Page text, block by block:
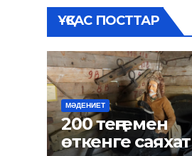
ҰҚСАС ПОСТТАР
МӘДЕНИЕТ
200 теңгемен
өткенге саяхат